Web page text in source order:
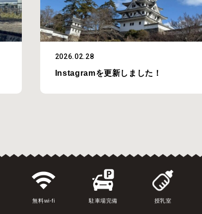
2026.02.28
Instagramを更新しました！
無料wi-fi 駐車場完備 授乳室